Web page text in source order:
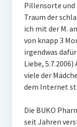
Pillensorte und
Traum der
ich mit der M.
von knapp 3
irgendwas
Liebe,
viele der
dem Internet
Die BUKO
seit Jahren